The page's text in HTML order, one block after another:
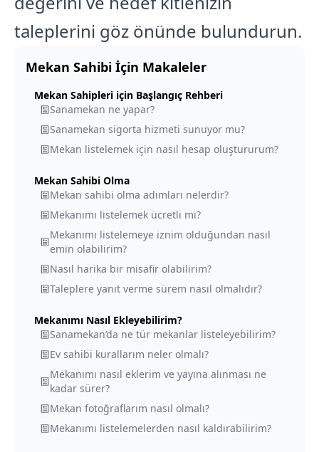
taleplerini göz önünde bulundurun.
Mekan Sahibi İçin Makaleler
Mekan Sahipleri için Başlangıç Rehberi
Sanamekan ne yapar?
Sanamekan sigorta hizmeti sunuyor mu?
Mekan listelemek için nasıl hesap oluştururum?
Mekan Sahibi Olma
Mekan sahibi olma adımları nelerdir?
Mekanımı listelemek ücretli mi?
Mekanımı listelemeye iznim olduğundan nasıl
emin olabilirim?
Nasıl harika bir misafir olabilirim?
Taleplere yanıt verme sürem nasıl olmalıdır?
Mekanımı Nasıl Ekleyebilirim?
Sanamekan’da ne tür mekanlar listeleyebilirim?
Ev sahibi kurallarım neler olmalı?
Mekanımı nasıl eklerim ve yayına alınması ne
kadar sürer?
Mekan fotoğraflarım nasıl olmalı?
Mekanımı listelemelerden nasıl kaldırabilirim?